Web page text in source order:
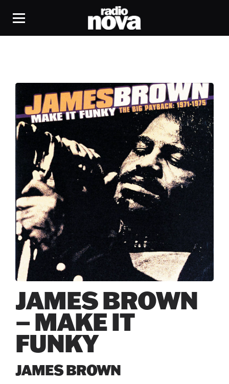
JAMES BROWN
– MAKE IT
FUNKY
JAMES BROWN